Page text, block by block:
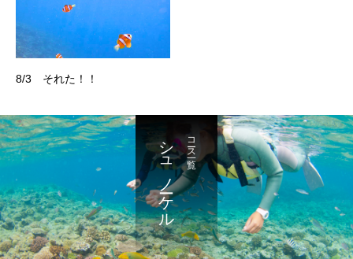
8/3 それた！！
コース一覧
シュノーケル